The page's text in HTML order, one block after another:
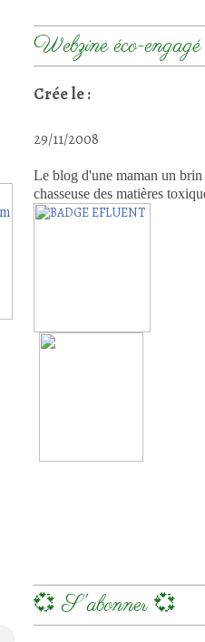
Webzine éco-
Crée le :
29/11/2008
Le blog d'une maman un
chasseuse des matières
💞 S'abonner 💞